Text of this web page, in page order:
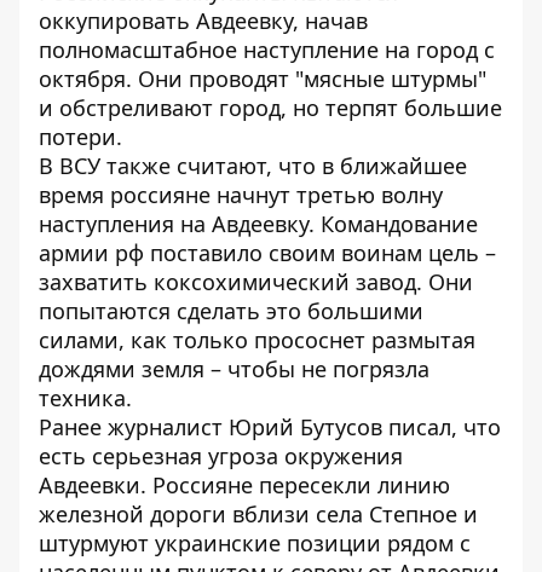
оккупировать Авдеевку, начав
полномасштабное наступление на город с
октября. Они проводят "мясные штурмы"
и обстреливают город, но терпят большие
потери.
В ВСУ также считают, что в ближайшее
время россияне начнут третью волну
наступления на Авдеевку. Командование
армии рф поставило своим воинам цель –
захватить коксохимический завод. Они
попытаются сделать это большими
силами, как только прососнет размытая
дождями земля – чтобы не погрязла
техника.
Ранее журналист Юрий Бутусов писал, что
есть серьезная угроза окружения
Авдеевки. Россияне пересекли линию
железной дороги вблизи села Степное и
штурмуют украинские позиции рядом с